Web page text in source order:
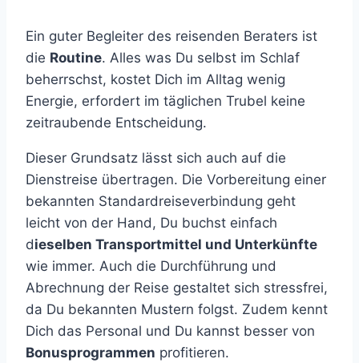
Ein guter Begleiter des reisenden Beraters ist
die Routine. Alles was Du selbst im Schlaf
beherrschst, kostet Dich im Alltag wenig
Energie, erfordert im täglichen Trubel keine
zeitraubende Entscheidung.
Dieser Grundsatz lässt sich auch auf die
Dienstreise übertragen. Die Vorbereitung einer
bekannten Standardreiseverbindung geht
leicht von der Hand, Du buchst einfach
dieselben Transportmittel und Unterkünfte
wie immer. Auch die Durchführung und
Abrechnung der Reise gestaltet sich stressfrei,
da Du bekannten Mustern folgst. Zudem kennt
Dich das Personal und Du kannst besser von
Bonusprogrammen profitieren.